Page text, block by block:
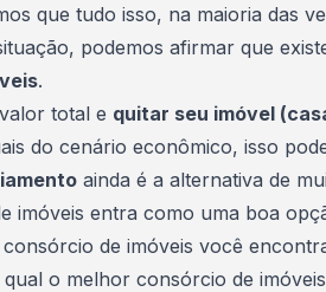
que tudo isso, na maioria das
podemos afirmar que
.
total e quitar seu imóvel
do cenário econômico, isso
ainda é a alternativa de
imóveis entra como uma boa
consórcio de imóveis você
o melhor consórcio de